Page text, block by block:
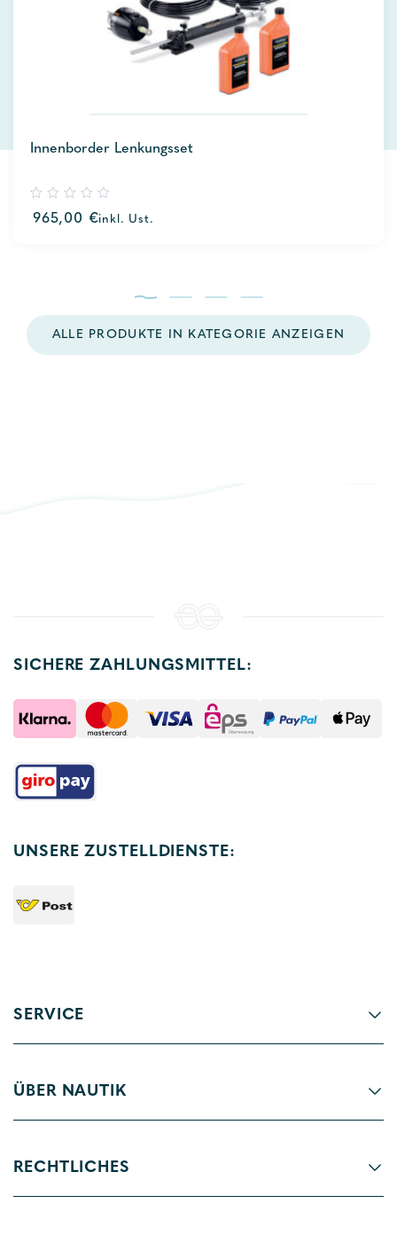
Innenborder Lenkungsset
out
965,00 €inkl. Ust.
ALLE PRODUKTE IN KATEGORIE ANZEIGEN
SICHERE ZAHLUNGSMITTEL:
UNSERE ZUSTELLDIENSTE:
SERVICE
ÜBER NAUTIK
RECHTLICHES